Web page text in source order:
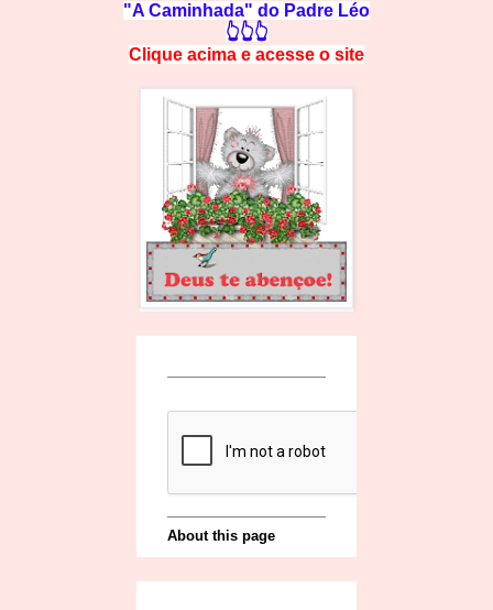
"A Caminhada" do Padre Léo
👆👆👆
Clique acima e acesse o site